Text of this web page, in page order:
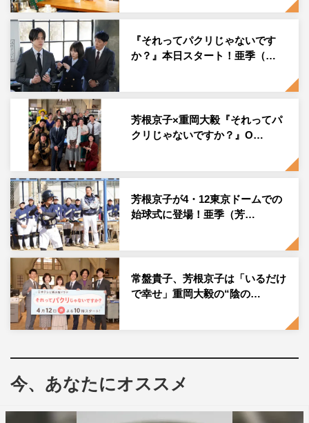
今回発売されるのは、亜季の親友・ゆみ（福地桃子）が働
くカフェ「ふわフラワー」の看板ハチワレ猫リリイをモデ
ルにデザインされた、ハンドメイドブランド「ふてぶてリ
リイ」グッズから、リリイステッカー（385円）と白雲石
コースター（990円）の2点（共に税込）。
実際のドラマSET内でもオリジナルの「ふてぶてリリイ」
グッズが並べられているため、亜季やゆみも登場するカフ
ェ「ふわフラワー」のシーンにも注目だ。
『それってパクリじゃないですか？』カフェ「「ふわフラワー」SET写
真 ©奥乃桜子／集英社・NTV
『それってパクリじゃないです
か？』本日スタート！亜季（…
芳根京子×重岡大毅『それってパ
クリじゃないですか？』O…
芳根京子が4・12東京ドームでの
始球式に登場！亜季（芳…
常盤貴子、芳根京子は「いるだけ
で幸せ」重岡大毅の“陰の…
今、あなたにオススメ